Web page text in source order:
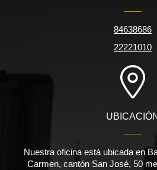
84638686
22221010
UBICACIÓN
Nuestra oficina está ubicada en
Carmen, cantón San José, 50